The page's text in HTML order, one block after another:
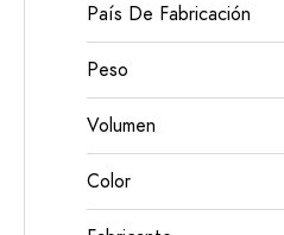
País De Fabricación
Peso
Volumen
Color